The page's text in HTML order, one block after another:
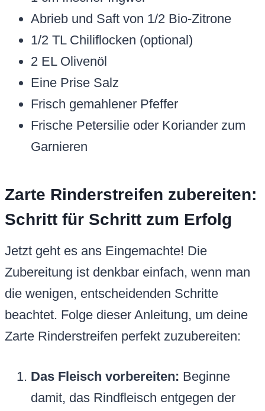
Abrieb und Saft von 1/2 Bio-Zitrone
1/2 TL Chiliflocken (optional)
2 EL Olivenöl
Eine Prise Salz
Frisch gemahlener Pfeffer
Frische Petersilie oder Koriander zum
Garnieren
Zarte Rinderstreifen zubereiten:
Schritt für Schritt zum Erfolg
Jetzt geht es ans Eingemachte! Die
Zubereitung ist denkbar einfach, wenn man
die wenigen, entscheidenden Schritte
beachtet. Folge dieser Anleitung, um deine
Zarte Rinderstreifen perfekt zuzubereiten:
Das Fleisch vorbereiten: Beginne
damit, das Rindfleisch entgegen der